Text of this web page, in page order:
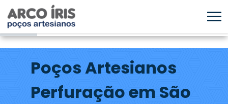
Poços Artesianos
Perfuração em São